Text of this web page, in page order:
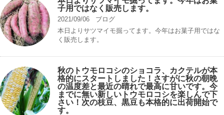
子用ではなく販売します。
2021/09/06
ブログ
本日よりサツマイモ掘ってます。今年はお菓子用ではな
く販売します。
秋のトウモロコシのショコラ、カクテルが本
格的にスタートしました！さすがに秋の朝晩
の温度差と最近の晴れで最高に甘いです。今
までに無い新しいトウモロコシを楽しんで下
さい！次の枝豆、黒豆も本格的に出荷開始で
す。